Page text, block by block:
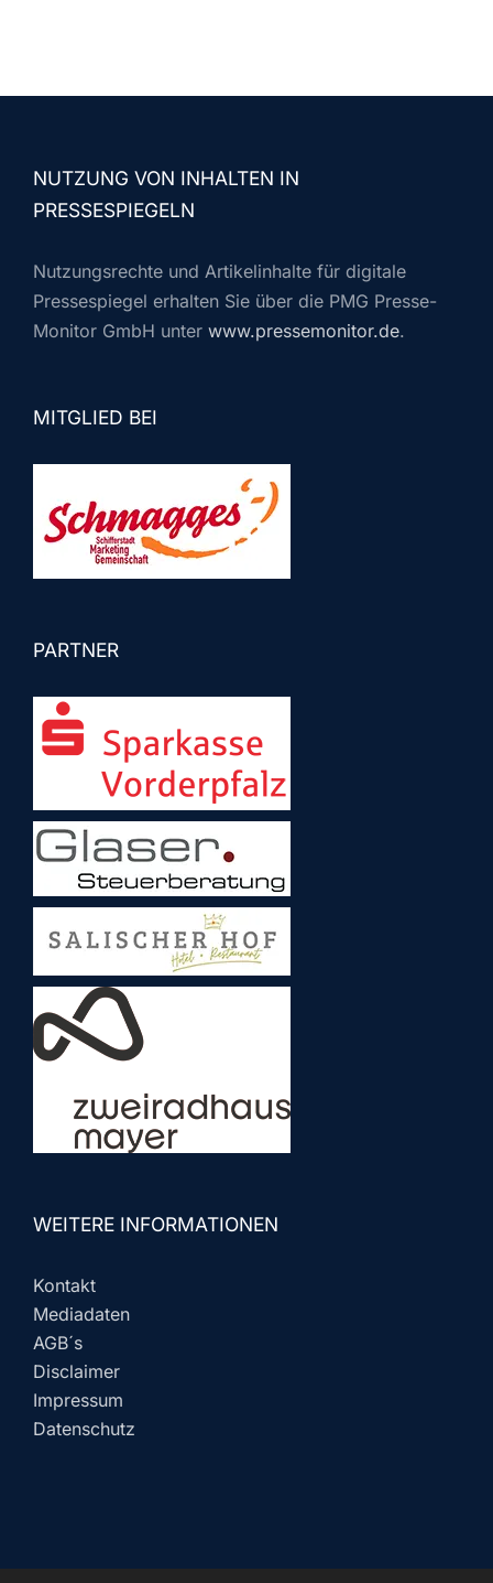
NUTZUNG VON INHALTEN IN
PRESSESPIEGELN
Nutzungsrechte und Artikelinhalte für digitale
Pressespiegel erhalten Sie über die PMG Presse-
Monitor GmbH unter www.pressemonitor.de.
MITGLIED BEI
PARTNER
WEITERE INFORMATIONEN
Kontakt
Mediadaten
AGB´s
Disclaimer
Impressum
Datenschutz